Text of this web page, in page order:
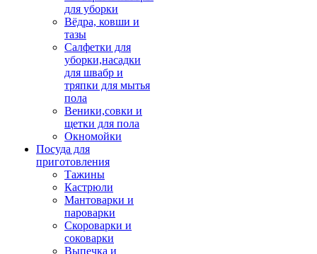
для уборки
Вёдра, ковши и
тазы
Салфетки для
уборки,насадки
для швабр и
тряпки для мытья
пола
Веники,совки и
щетки для пола
Окномойки
Посуда для
приготовления
Тажины
Кастрюли
Мантоварки и
пароварки
Скороварки и
соковарки
Выпечка и